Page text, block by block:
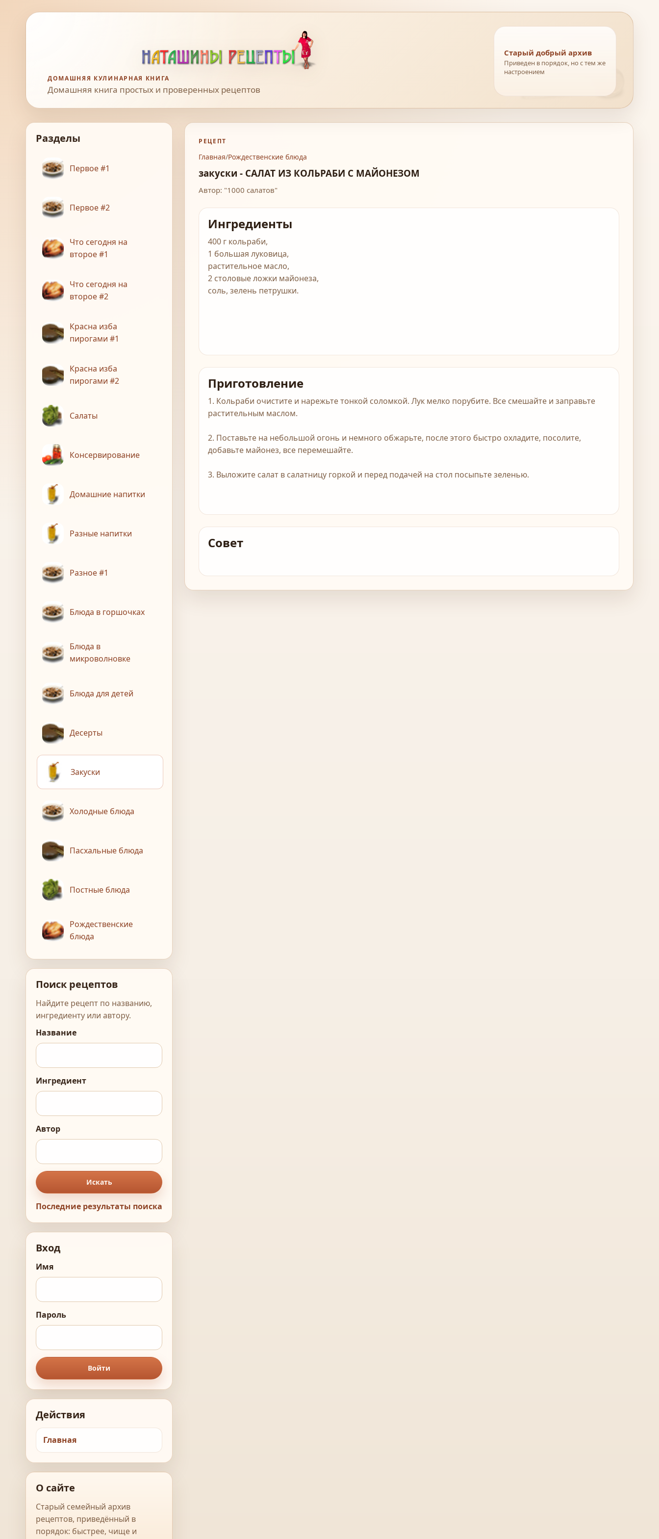
ДОМАШНЯЯ КУЛИНАРНАЯ КНИГА
Домашняя книга простых и проверенных рецептов
Старый добрый архив
Приведен в порядок, но с тем же
настроением
Разделы
Первое #1
Первое #2
Что сегодня на
второе #1
Что сегодня на
второе #2
Красна изба
пирогами #1
Красна изба
пирогами #2
Салаты
Консервирование
Домашние напитки
Разные напитки
Разное #1
Блюда в горшочках
Блюда в
микроволновке
Блюда для детей
Десерты
Закуски
Холодные блюда
Пасхальные блюда
Постные блюда
Рождественские
блюда
Поиск рецептов
Найдите рецепт по названию,
ингредиенту или автору.
Название
Ингредиент
Автор
Искать
Последние результаты поиска
Вход
Имя
Пароль
Войти
Действия
Главная
О сайте
Старый семейный архив
рецептов, приведённый в
порядок: быстрее, чище и
РЕЦЕПТ
Главная/Рождественские блюда
закуски - САЛАТ ИЗ КОЛЬРАБИ С МАЙОНЕЗОМ
Автор: "1000 салатов"
Ингредиенты
400 г кольраби,
1 большая луковица,
растительное масло,
2 столовые ложки майонеза,
соль, зелень петрушки.
Приготовление
1. Кольраби очистите и нарежьте тонкой соломкой. Лук мелко порубите. Все смешайте и заправьте
растительным маслом.
2. Поставьте на небольшой огонь и немного обжарьте, после этого быстро охладите, посолите,
добавьте майонез, все перемешайте.
3. Выложите салат в салатницу горкой и перед подачей на стол посыпьте зеленью.
Совет